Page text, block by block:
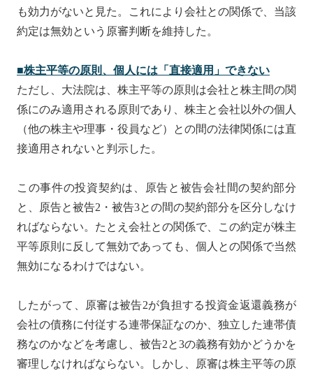
も効力がないと見た。これにより会社との関係で、当該
約定は無効という原審判断を維持した。
■株主平等の原則、個人には「直接適用」できない
ただし、大法院は、株主平等の原則は会社と株主間の関
係にのみ適用される原則であり、株主と会社以外の個人
（他の株主や理事・役員など）との間の法律関係には直
接適用されないと判示した。
この事件の投資契約は、原告と被告会社間の契約部分
と、原告と被告2・被告3との間の契約部分を区分しなけ
ればならない。たとえ会社との関係で、この約定が株主
平等原則に反して無効であっても、個人との関係で当然
無効になるわけではない。
したがって、原審は被告2が負担する投資金返還義務が
会社の債務に付従する連帯保証なのか、独立した連帯債
務なのかなどを考慮し、被告2と3の義務有効かどうかを
審理しなければならない。しかし、原審は株主平等の原